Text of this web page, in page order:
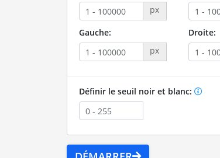
px
Gauche:
px
Droite:
Définir le seuil noir et blanc: